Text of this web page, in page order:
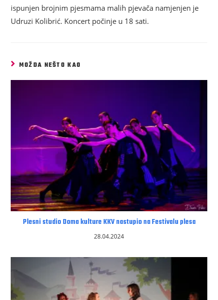
ispunjen brojnim pjesmama malih pjevača namjenjen je
Udruzi Kolibrić. Koncert počinje u 18 sati.
MOŽDA NEŠTO KAO
Plesni studio Doma kulture KKV nastupio na Festivalu plesa
28.04.2024